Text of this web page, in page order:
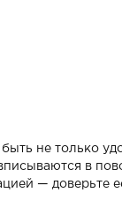
не только
в
—